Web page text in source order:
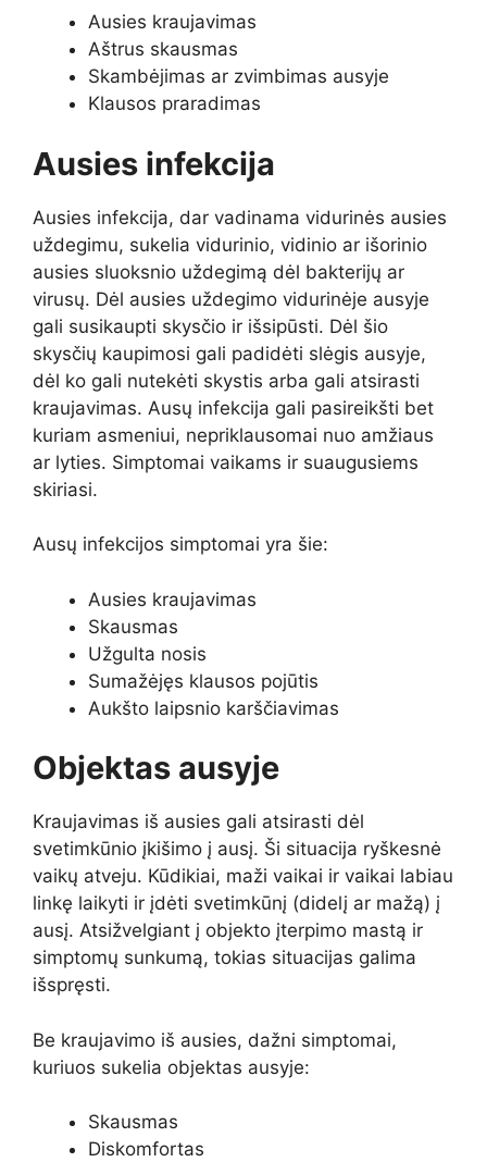
Ausies kraujavimas
Aštrus skausmas
Skambėjimas ar zvimbimas ausyje
Klausos praradimas
Ausies infekcija
Ausies infekcija, dar vadinama vidurinės ausies
uždegimu, sukelia vidurinio, vidinio ar išorinio
ausies sluoksnio uždegimą dėl bakterijų ar
virusų. Dėl ausies uždegimo vidurinėje ausyje
gali susikaupti skysčio ir išsipūsti. Dėl šio
skysčių kaupimosi gali padidėti slėgis ausyje,
dėl ko gali nutekėti skystis arba gali atsirasti
kraujavimas. Ausų infekcija gali pasireikšti bet
kuriam asmeniui, nepriklausomai nuo amžiaus
ar lyties. Simptomai vaikams ir suaugusiems
skiriasi.
Ausų infekcijos simptomai yra šie:
Ausies kraujavimas
Skausmas
Užgulta nosis
Sumažėjęs klausos pojūtis
Aukšto laipsnio karščiavimas
Objektas ausyje
Kraujavimas iš ausies gali atsirasti dėl
svetimkūnio įkišimo į ausį. Ši situacija ryškesnė
vaikų atveju. Kūdikiai, maži vaikai ir vaikai labiau
linkę laikyti ir įdėti svetimkūnį (didelį ar mažą) į
ausį. Atsižvelgiant į objekto įterpimo mastą ir
simptomų sunkumą, tokias situacijas galima
išspręsti.
Be kraujavimo iš ausies, dažni simptomai,
kuriuos sukelia objektas ausyje:
Skausmas
Diskomfortas